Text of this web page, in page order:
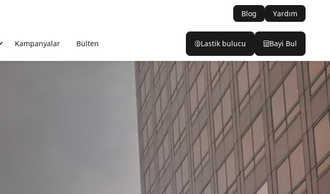
Blog Yardım
Kampanyalar Bülten Lastik bulucu Bayi Bul